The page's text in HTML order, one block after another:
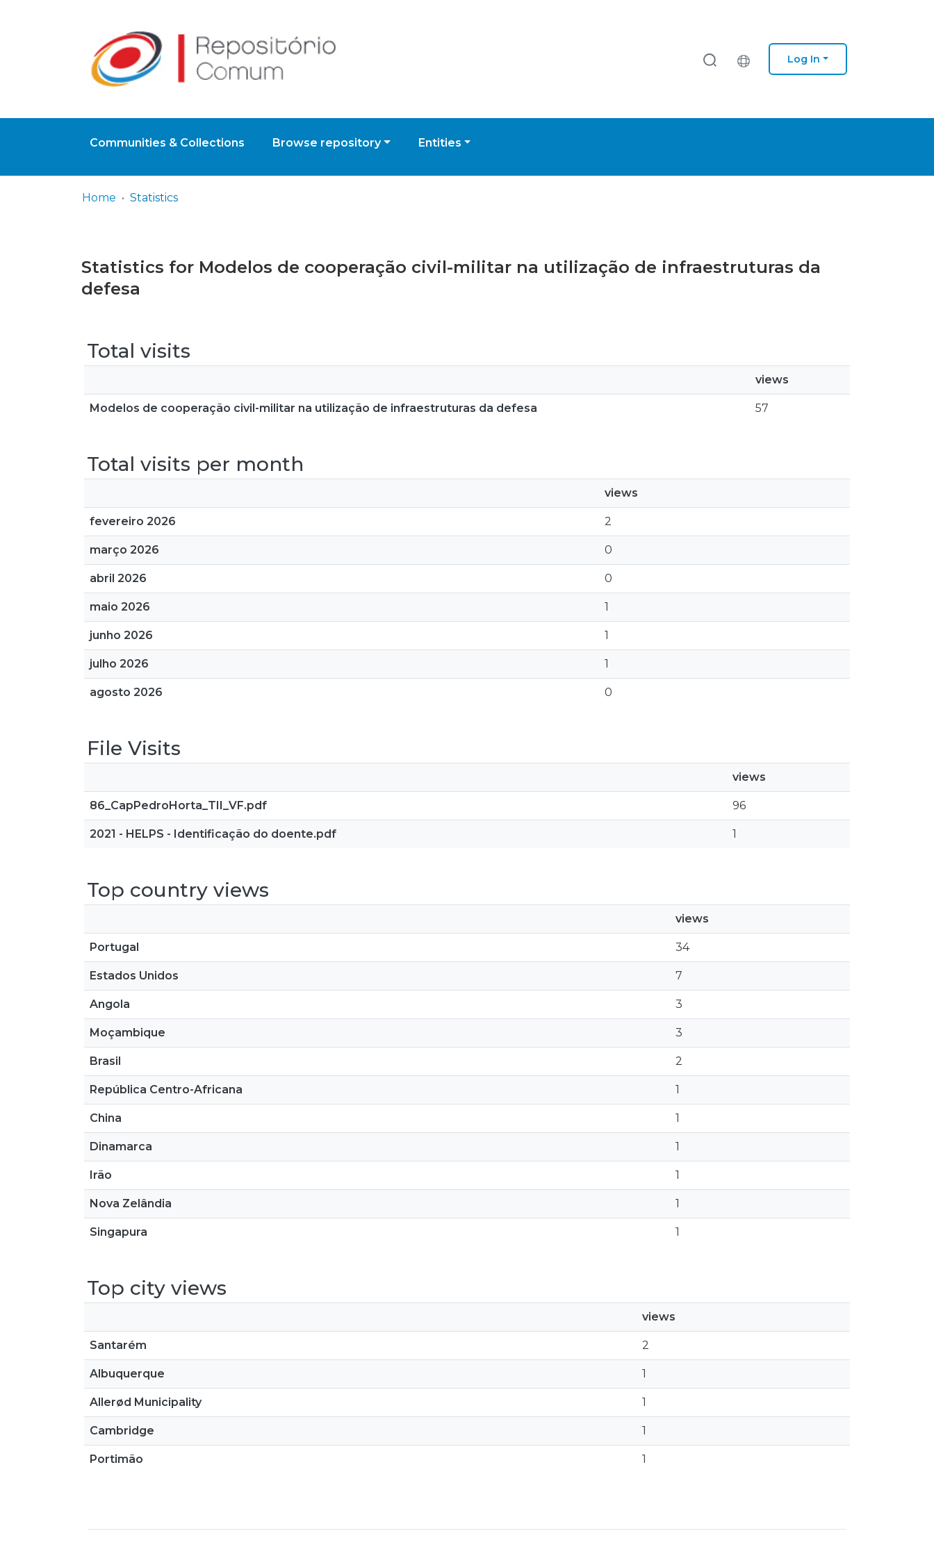
Log In
Communities & Collections Browse repository Entities
Home Statistics
Statistics for Modelos de cooperação civil-militar na utilização de infraestruturas da
defesa
Total visits
views
Modelos de cooperação civil-militar na utilização de infraestruturas da defesa 57
Total visits per month
views
fevereiro 2026 2
março 2026 0
abril 2026 0
maio 2026 1
junho 2026 1
julho 2026 1
agosto 2026 0
File Visits
views
86_CapPedroHorta_TII_VF.pdf 96
2021 - HELPS - Identificação do doente.pdf 1
Top country views
views
Portugal 34
Estados Unidos 7
Angola 3
Moçambique 3
Brasil 2
República Centro-Africana 1
China 1
Dinamarca 1
Irão 1
Nova Zelândia 1
Singapura 1
Top city views
views
Santarém 2
Albuquerque 1
Allerød Municipality 1
Cambridge 1
Portimão 1